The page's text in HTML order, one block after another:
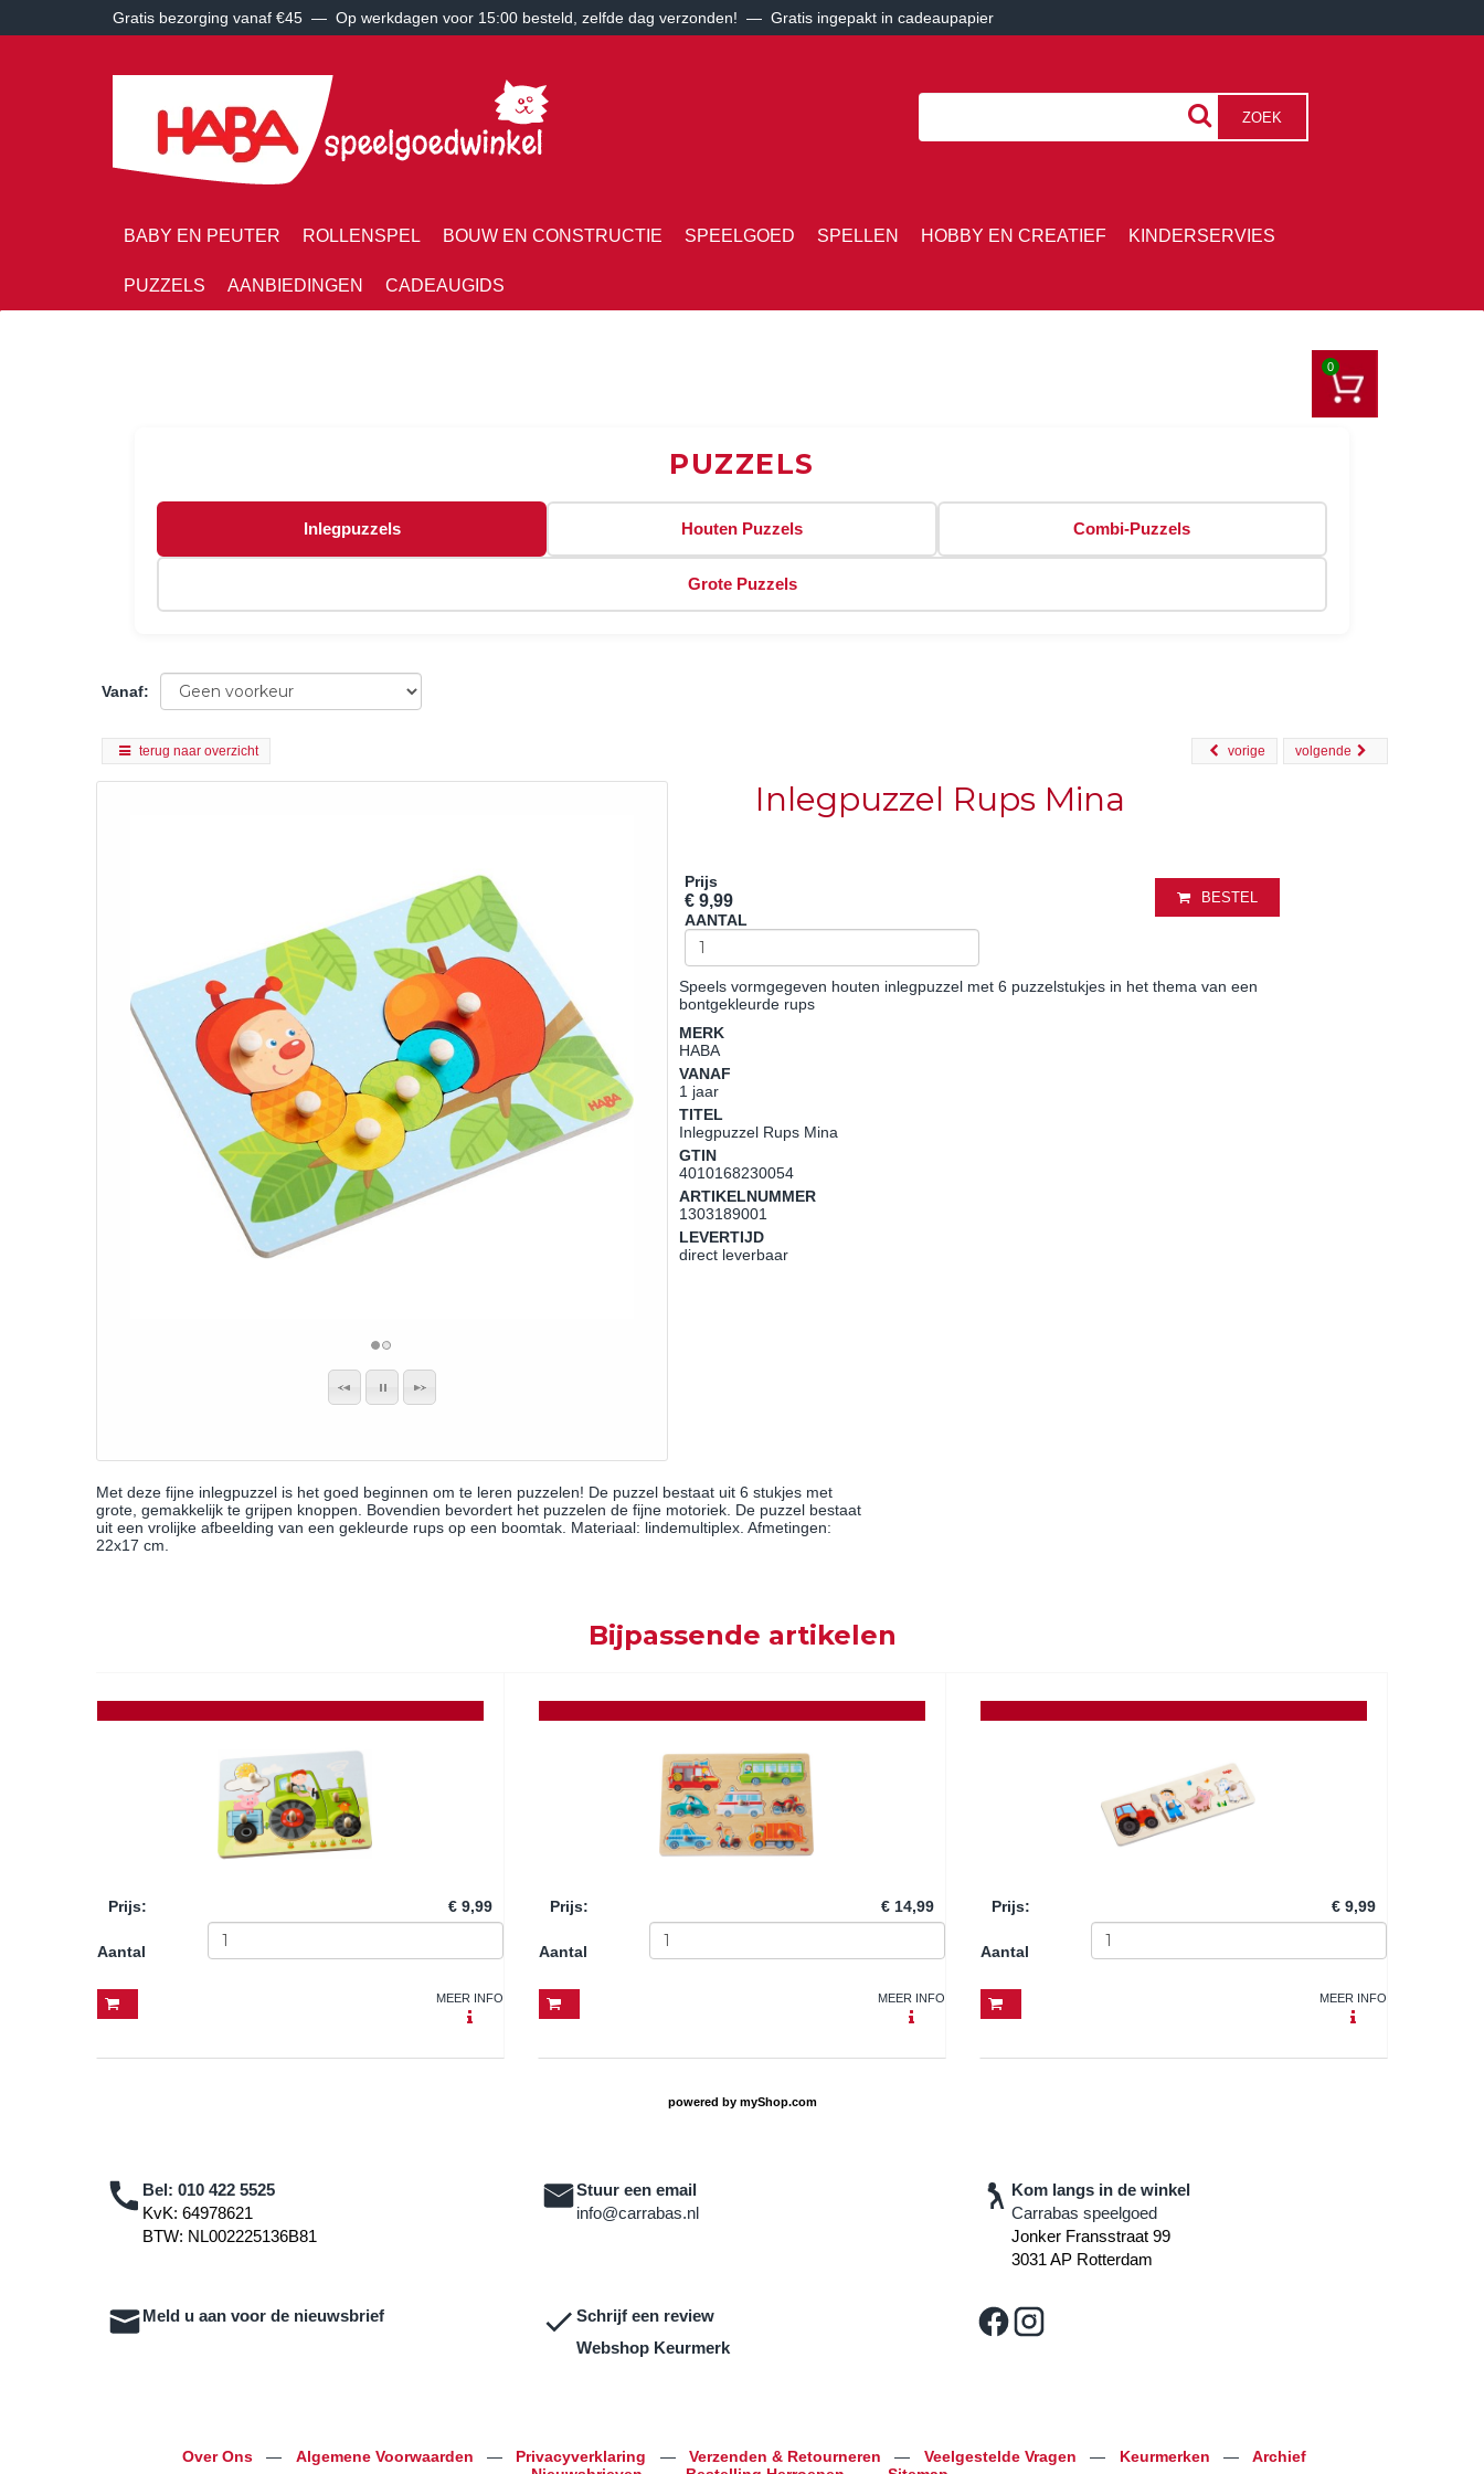
Gratis bezorging vanaf €45 — Op werkdagen voor 15:00 besteld, zelfde dag verzonden! — Gratis ingepakt in cadeaupapier
ZOEK
BABY EN PEUTER ROLLENSPEL BOUW EN CONSTRUCTIE SPEELGOED SPELLEN HOBBY EN CREATIEF KINDERSERVIES
PUZZELS AANBIEDINGEN CADEAUGIDS
0
PUZZELS
Inlegpuzzels Houten Puzzels Combi-Puzzels
Grote Puzzels
Vanaf:
terug naar overzicht volgende
vorige
Inlegpuzzel Rups Mina
Prijs
€ 9,99
AANTAL
BESTEL
Speels vormgegeven houten inlegpuzzel met 6 puzzelstukjes in het thema van een
bontgekleurde rups
MERK
HABA
VANAF
1 jaar
TITEL
Inlegpuzzel Rups Mina
GTIN
4010168230054
ARTIKELNUMMER
1303189001
LEVERTIJD
direct leverbaar
Met deze fijne inlegpuzzel is het goed beginnen om te leren puzzelen! De puzzel bestaat uit 6 stukjes met
grote, gemakkelijk te grijpen knoppen. Bovendien bevordert het puzzelen de fijne motoriek. De puzzel bestaat
uit een vrolijke afbeelding van een gekleurde rups op een boomtak. Materiaal: lindemultiplex. Afmetingen:
22x17 cm.
Bijpassende artikelen
Prijs: € 9,99
Aantal
MEER INFO
Prijs: € 14,99
Aantal
MEER INFO
Prijs: € 9,99
Aantal
MEER INFO
powered by myShop.com
Bel: 010 422 5525
KvK: 64978621
BTW: NL002225136B81
Stuur een email
info@carrabas.nl
Kom langs in de winkel
Carrabas speelgoed
Jonker Fransstraat 99
3031 AP Rotterdam
Meld u aan voor de nieuwsbrief
Schrijf een review
Webshop Keurmerk
Over Ons — Algemene Voorwaarden — Privacyverklaring — Verzenden & Retourneren — Veelgestelde Vragen — Keurmerken —
Archief